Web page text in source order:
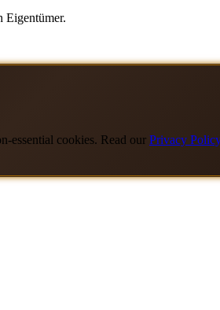
Eigentümer.
essential cookies. Read our Privacy